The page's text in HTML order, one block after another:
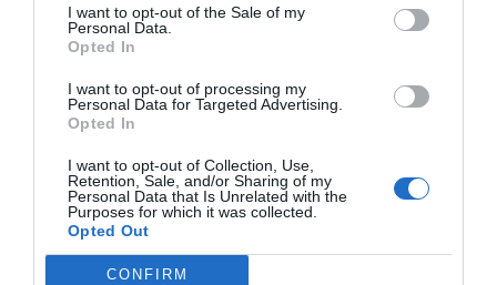
I want to opt-out of the Sale of my
Personal Data.
Opted In
I want to opt-out of processing my
Personal Data for Targeted Advertising.
Opted In
I want to opt-out of Collection, Use,
Retention, Sale, and/or Sharing of my
Personal Data that Is Unrelated with the
Purposes for which it was collected.
Opted Out
CONFIRM
jurídica. Es cierto que todo se está digitalizando y
esto está incrementando la velocidad del sistema,
pero no tiene nada que ver con el mundo digital,
donde todo va más rápido. "
Move fast and break
Muskha llevado a la industria raramente funciona
y, en todo caso, no es representativo de lo que
sucede en el mundo industrial.